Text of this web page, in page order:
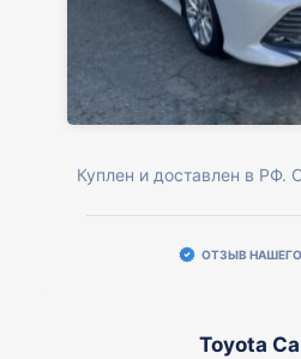
Куплен и доставлен в РФ.
ОТЗЫВ НАШЕГО
Toyota